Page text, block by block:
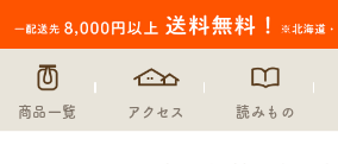
商品一覧 アクセス 読みもの